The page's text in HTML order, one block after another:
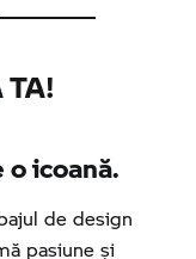
TA!
icoană.
de design
pasiune și